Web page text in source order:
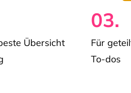
Übersicht
03.
Für
To-dos